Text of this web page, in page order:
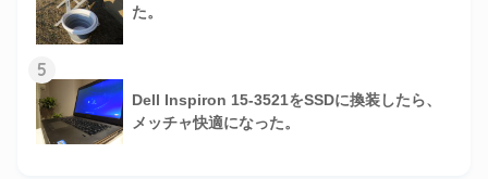
た。
5
Dell Inspiron 15-3521をSSDに換装したら、
メッチャ快適になった。